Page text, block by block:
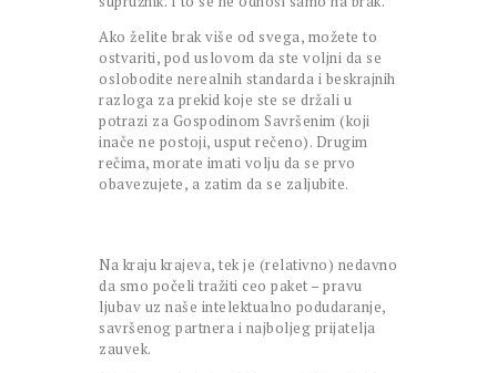
Ako želite brak više od svega, možete to
ostvariti, pod uslovom da ste voljni da se
oslobodite nerealnih standarda i beskrajnih
razloga za prekid koje ste se držali u
potrazi za Gospodinom Savršenim (koji
inače ne postoji, usput rečeno). Drugim
rečima, morate imati volju da se prvo
obavezujete, a zatim da se zaljubite.
Na kraju krajeva, tek je (relativno) nedavno
da smo počeli tražiti ceo paket – pravu
ljubav uz naše intelektualno podudaranje,
savršenog partnera i najboljeg prijatelja
zauvek.